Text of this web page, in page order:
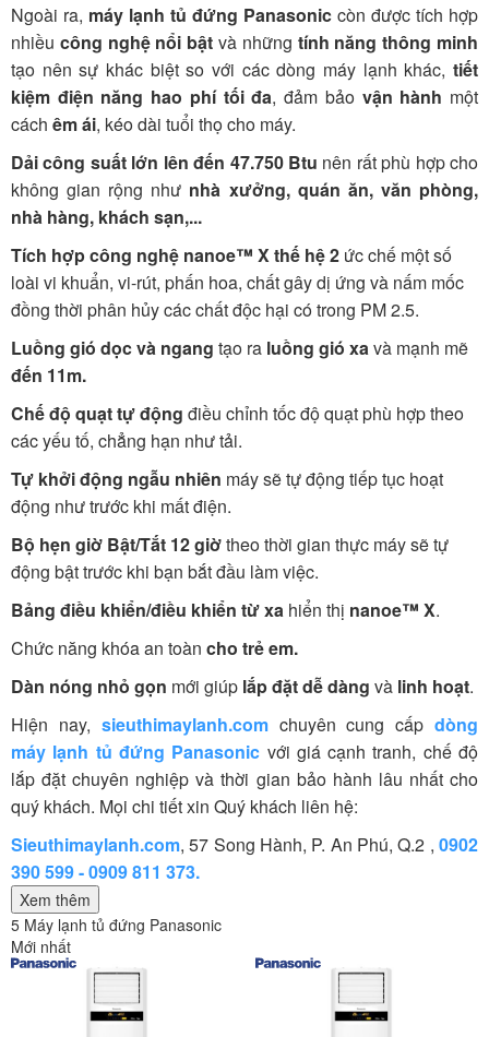
Ngoài ra, máy lạnh tủ đứng Panasonic còn được tích hợp
nhiều công nghệ nổi bật và những tính năng thông minh
tạo nên sự khác biệt so với các dòng máy lạnh khác, tiết
kiệm điện năng hao phí tối đa, đảm bảo vận hành một
cách êm ái, kéo dài tuổi thọ cho máy.
Dải công suất lớn lên đến 47.750 Btu nên rất phù hợp cho
không gian rộng như nhà xưởng, quán ăn, văn phòng,
nhà hàng, khách sạn,...
Tích hợp công nghệ nanoe™ X thế hệ 2 ức chế một số
loài vi khuẩn, vi-rút, phấn hoa, chất gây dị ứng và nấm mốc
đồng thời phân hủy các chất độc hại có trong PM 2.5.
Luồng gió dọc và ngang tạo ra luồng gió xavà mạnh mẽ
đến 11m.
Chế độ quạt tự động điều chỉnh tốc độ quạt phù hợp theo
các yếu tố, chẳng hạn như tải.
Tự khởi động ngẫu nhiên máy sẽ tự động tiếp tục hoạt
động như trước khi mất điện.
Bộ hẹn giờ Bật/Tắt 12 giờtheo thời gian thực máy sẽ tự
động bật trước khi bạn bắt đầu làm việc.
Bảng điều khiển/điều khiển từ xa hiển thị nanoe™ X.
Chức năng khóa an toàn cho trẻ em.
Dàn nóng nhỏ gọn mới giúp lắp đặt dễ dàng và linh hoạt.
Hiện nay, sieuthimaylanh.comchuyên cung cấpdòng
máy lạnh tủ đứng Panasonic với giá cạnh tranh, chế độ
lắp đặt chuyên nghiệp và thời gian bảo hành lâu nhất cho
quý khách. Mọi chi tiết xin Quý khách liên hệ:
Sieuthimaylanh.com, 57 Song Hành, P. An Phú, Q.2 , 0902
390 599 - 0909 811 373.
Xem thêm
5 Máy lạnh tủ đứng Panasonic
Mới nhất